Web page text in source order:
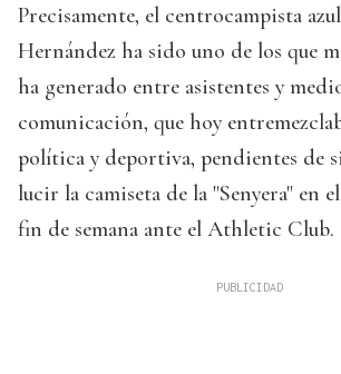
Precisamente, el centrocampista
Hernández ha sido uno de los que
ha generado entre asistentes y
comunicación, que hoy
política y deportiva, pendientes de
lucir la camiseta de la "Senyera" en
fin de semana ante el Athletic Club.